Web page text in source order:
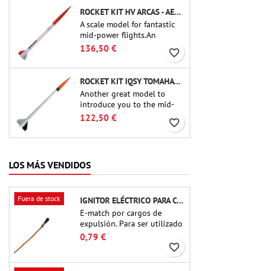
Missiles Ltd. (PT-2.1 o QT-
2.1)
ROCKET KIT HV ARCAS - AEROTECH
A scale model for fantastic
mid-power flights.An
uncompromising kit that
allows you to build a replica
of one of the most famous
sounding-rocket ever.
136,50 € favorite_border
ROCKET KIT IQSY TOMAHAWK - AEROTECH
Another great model to
introduce you to the mid-
power.A scale replica of a
small in size and peefect to
122,50 € favorite_border
LOS MÁS VENDIDOS
Fuera de stock
IGNITOR ELÉCTRICO PARA CARGA DE EYECCIÓN
E-match por cargos de
expulsión. Para ser utilizado
con altímetros u otros
dispositivos electrónicos.
0,79 €
favorite_border